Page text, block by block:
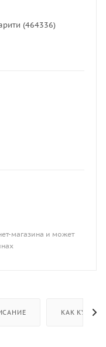
(464336)
магазина и может
КАК КУПИТЬ